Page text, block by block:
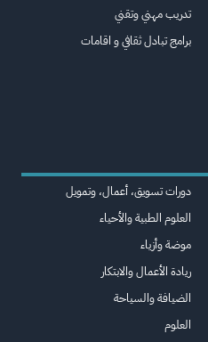
تدريب مهني وتقني
برامج تبادل ثقافي و اقامات
دورات تسويق، أعمال، وتمويل
العلوم الطبية والأحياء
موضة وأزياء
ريادة الأعمال والابتكار
الضيافة والسياحة
العلوم